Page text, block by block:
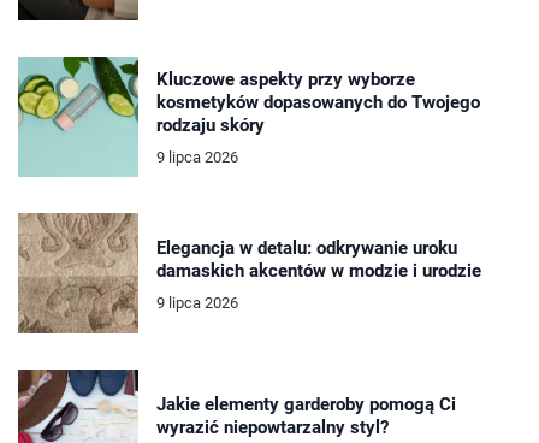
Kluczowe aspekty przy wyborze
kosmetyków dopasowanych do Twojego
rodzaju skóry
9 lipca 2026
Elegancja w detalu: odkrywanie uroku
damaskich akcentów w modzie i urodzie
9 lipca 2026
Jakie elementy garderoby pomogą Ci
wyrazić niepowtarzalny styl?